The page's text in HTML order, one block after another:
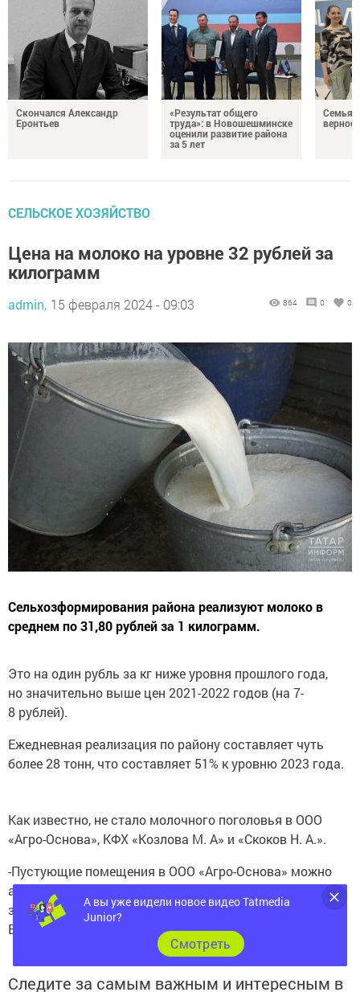
Скончался Александр
Еронтьев
«Результат общего
труда»: в Новошешминске
оценили развитие района
за 5 лет
Семья
СЕЛЬСКОЕ ХОЗЯЙСТВО
Цена на молоко на уровне 32 рублей за
килограмм
admin, 15 февраля 2024 - 09:03 864 0 0
Сельхозформирования района реализуют молоко в
среднем по 31,80 рублей за 1 килограмм.
Это на один рубль за кг ниже уровня прошлого года,
но значительно выше цен 2021-2022 годов (на 7-
8 рублей).
Ежедневная реализация по району составляет чуть
более 28 тонн, что составляет 51% к уровню 2023 года.
Как известно, не стало молочного поголовья в ООО
«Агро-Основа», КФХ «Козлова М. А» и «Скоков Н. А.».
-Пустующие помещения в ООО «Агро-Основа» можно
арендовать предприимчивым жителям и фермерам
за минимальную оплату, — отметил глава района
Вячеслав Козлов на еженедельной планерке.
Следите за самым важным и интересным в
А вы уже видели новое видео Tatmedia
Junior?
Cмотреть